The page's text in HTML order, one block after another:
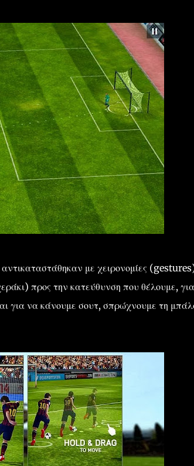
με χειρονομίες
προς την κατεύθυνση που θέλουμε,
για να κάνουμε σουτ, σπρώχνουμε τη